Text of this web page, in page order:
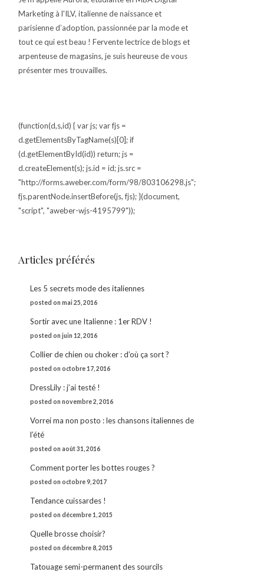
Marketing à l'ILV, italienne de naissance et
parisienne d’adoption, passionnée par la mode et
tout ce qui est beau ! Fervente lectrice de blogs et
arpenteuse de magasins, je suis heureuse de vous
présenter mes trouvailles.
(function(d,s,id) { var js; var fjs =
d.getElementsByTagName(s)[0]; if
(d.getElementById(id)) return; js =
d.createElement(s); js.id = id; js.src =
"http://forms.aweber.com/form/98/803106298.js";
fjs.parentNode.insertBefore(js, fjs); }(document,
"script", "aweber-wjs-4195799"));
Articles préférés
Les 5 secrets mode des italiennes
posted on mai 25, 2016
Sortir avec une Italienne : 1er RDV !
posted on juin 12, 2016
Collier de chien ou choker : d’où ça sort ?
posted on octobre 17, 2016
DressLily : j’ai testé !
posted on novembre 2, 2016
Vorrei ma non posto : les chansons italiennes de
l’été
posted on août 31, 2016
Comment porter les bottes rouges ?
posted on octobre 9, 2017
Tendance cuissardes !
posted on décembre 1, 2015
Quelle brosse choisir?
posted on décembre 8, 2015
Tatouage semi-permanent des sourcils